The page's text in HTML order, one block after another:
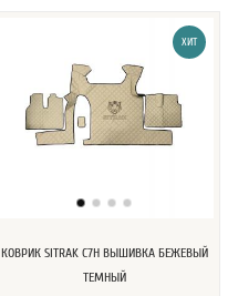
ХИТ
КОВРИК SITRAK C7H ВЫШИВКА БЕЖЕВЫЙ
ТЕМНЫЙ